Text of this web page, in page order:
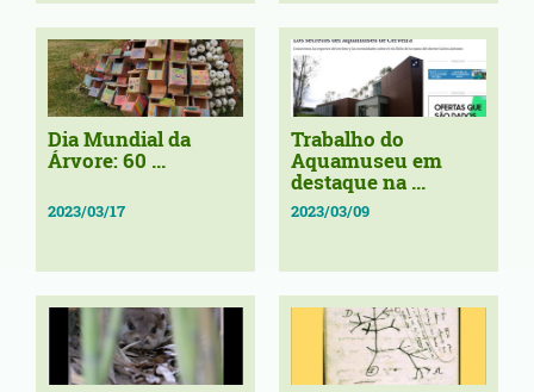
Dia Mundial da
Árvore: 60 ...
2023/03/17
Trabalho do
Aquamuseu em
destaque na ...
2023/03/09